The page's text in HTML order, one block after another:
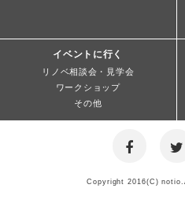
イベントに行く
リノベ相談会・見学会
ワークショップ
その他
Copyright 2016(C)